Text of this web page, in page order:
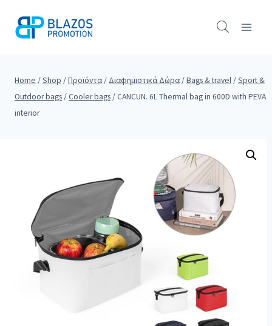
Home /Shop /Προϊόντα / Διαφημιστικά Δώρα /Bags & travel /Sport &
Outdoor bags /Cooler bags /CANCUN. 6L Thermal bag in 600D with PEVA
interior